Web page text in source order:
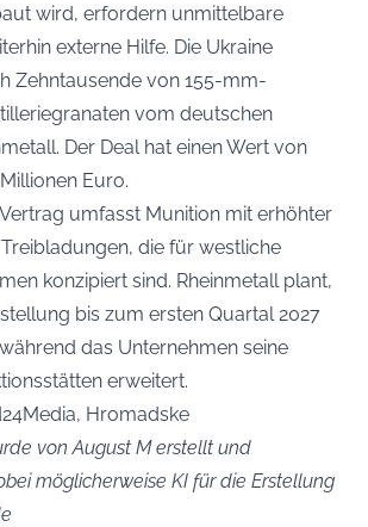
wird, erfordern unmittelbare
externe Hilfe. Die Ukraine
Zehntausende von 155-mm-
vom deutschen
Der Deal hat einen Wert von
Euro.
umfasst Munition mit erhöhter
die für westliche
konzipiert sind. Rheinmetall plant,
bis zum ersten Quartal 2027
das Unternehmen seine
erweitert.
Hromadske
von August M erstellt und
möglicherweise KI für die Erstellung